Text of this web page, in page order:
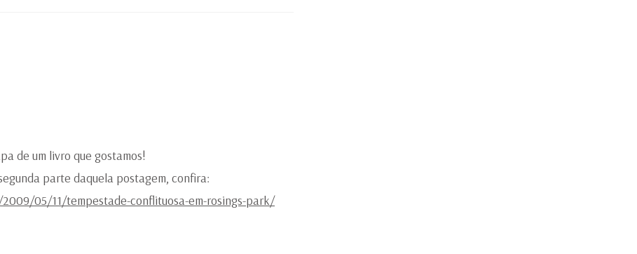
de um livro que gostamos!
parte daquela postagem, confira:
05/11/tempestade-conflituosa-em-rosings-park/